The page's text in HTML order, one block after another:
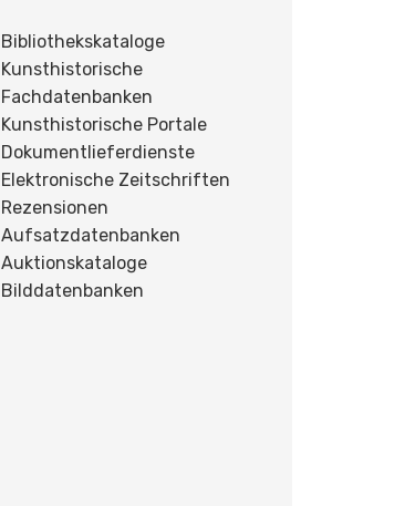
Bibliothekskataloge
Kunsthistorische
Fachdatenbanken
Kunsthistorische Portale
Dokumentlieferdienste
Elektronische Zeitschriften
Rezensionen
Aufsatzdatenbanken
Auktionskataloge
Bilddatenbanken